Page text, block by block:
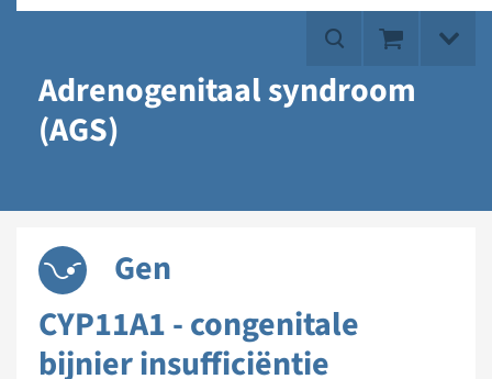
Adrenogenitaal syndroom
(AGS)
Gen
CYP11A1 - congenitale
bijnier insufficiëntie